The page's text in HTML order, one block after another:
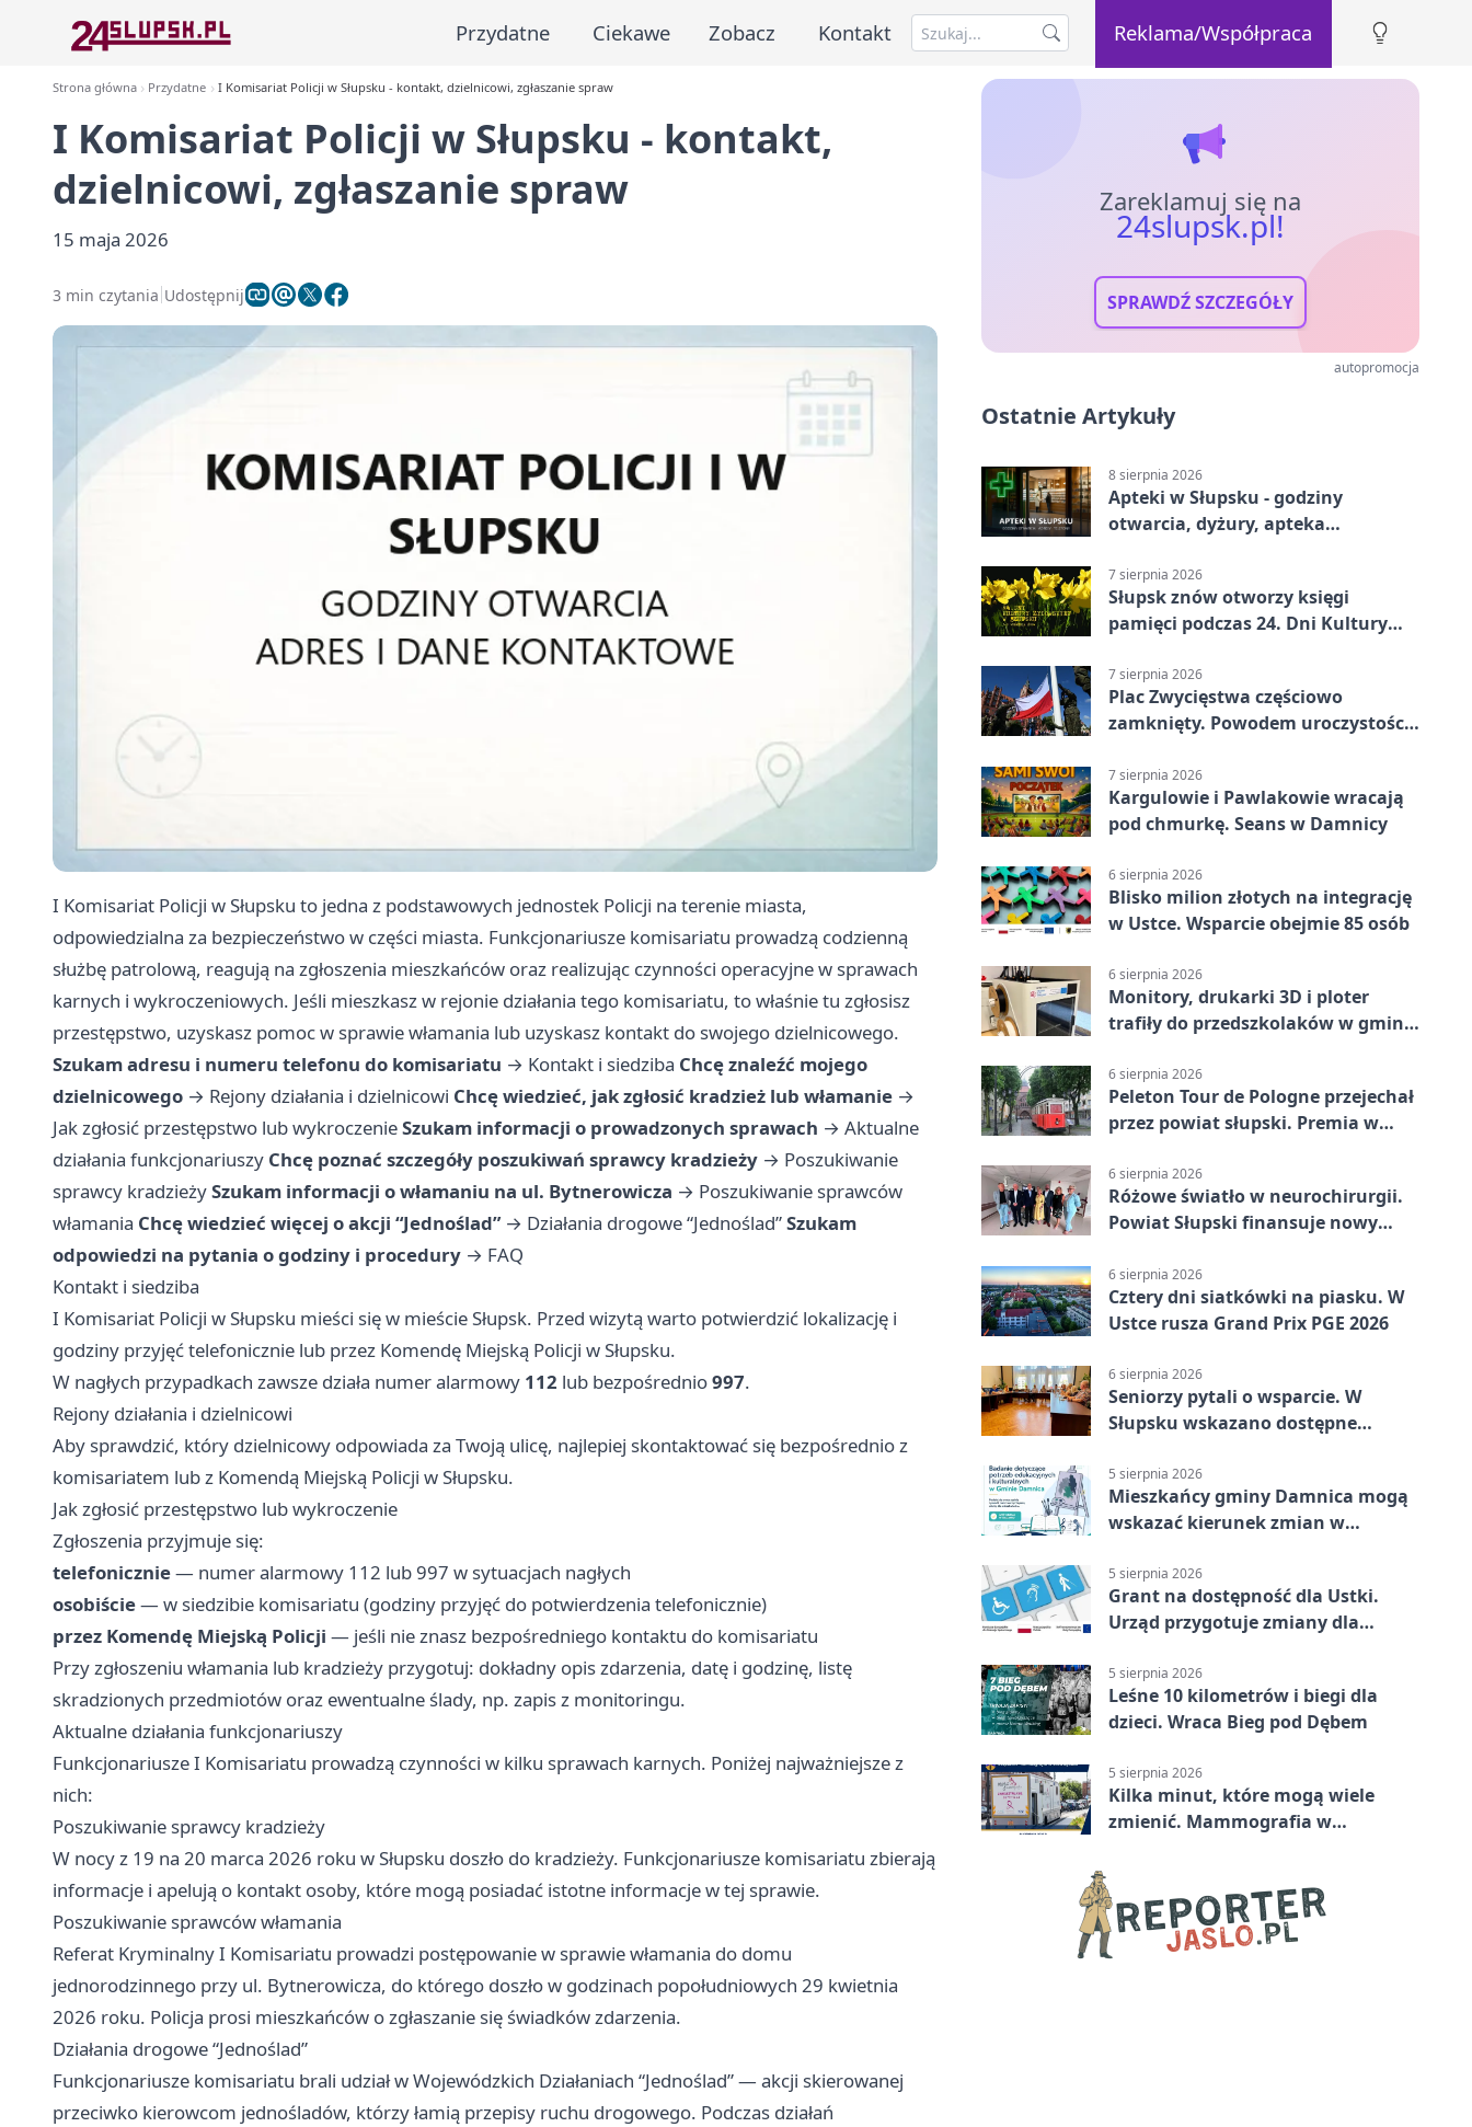
Przydatne Ciekawe Zobacz Kontakt Reklama/Współpraca
Strona główna Przydatne I Komisariat Policji w Słupsku - kontakt, dzielnicowi, zgłaszanie spraw
I Komisariat Policji w Słupsku - kontakt,
dzielnicowi, zgłaszanie spraw
15 maja 2026
3 min czytania Udostępnij
I Komisariat Policji w Słupsku to jedna z podstawowych jednostek Policji na terenie miasta,
odpowiedzialna za bezpieczeństwo w części miasta. Funkcjonariusze komisariatu prowadzą codzienną
służbę patrolową, reagują na zgłoszenia mieszkańców oraz realizując czynności operacyjne w sprawach
karnych i wykroczeniowych. Jeśli mieszkasz w rejonie działania tego komisariatu, to właśnie tu zgłosisz
przestępstwo, uzyskasz pomoc w sprawie włamania lub uzyskasz kontakt do swojego dzielnicowego.
Szukam adresu i numeru telefonu do komisariatu → Kontakt i siedziba Chcę znaleźć mojego
dzielnicowego → Rejony działania i dzielnicowi Chcę wiedzieć, jak zgłosić kradzież lub włamanie →
Jak zgłosić przestępstwo lub wykroczenieSzukam informacji o prowadzonych sprawach → Aktualne
działania funkcjonariuszy Chcę poznać szczegóły poszukiwań sprawcy kradzieży → Poszukiwanie
sprawcy kradzieżySzukam informacji o włamaniu na ul. Bytnerowicza → Poszukiwanie sprawców
włamania Chcę wiedzieć więcej o akcji “Jednoślad”→ Działania drogowe “Jednoślad”Szukam
odpowiedzi na pytania o godziny i procedury → FAQ
Kontakt i siedziba
I Komisariat Policji w Słupsku mieści się w mieście Słupsk. Przed wizytą warto potwierdzić lokalizację i
godziny przyjęć telefonicznie lub przez Komendę Miejską Policji w Słupsku.
W nagłych przypadkach zawsze działa numer alarmowy 112 lub bezpośrednio997.
Rejony działania i dzielnicowi
Aby sprawdzić, który dzielnicowy odpowiada za Twoją ulicę, najlepiej skontaktować się bezpośrednio z
komisariatem lub z Komendą Miejską Policji w Słupsku.
Jak zgłosić przestępstwo lub wykroczenie
Zgłoszenia przyjmuje się:
telefonicznie— numer alarmowy 112 lub 997 w sytuacjach nagłych
osobiście— w siedzibie komisariatu (godziny przyjęć do potwierdzenia telefonicznie)
przez Komendę Miejską Policji — jeśli nie znasz bezpośredniego kontaktu do komisariatu
Przy zgłoszeniu włamania lub kradzieży przygotuj: dokładny opis zdarzenia, datę i godzinę, listę
skradzionych przedmiotów oraz ewentualne ślady, np. zapis z monitoringu.
Aktualne działania funkcjonariuszy
Funkcjonariusze I Komisariatu prowadzą czynności w kilku sprawach karnych. Poniżej najważniejsze z
nich:
Poszukiwanie sprawcy kradzieży
W nocy z 19 na 20 marca 2026 roku w Słupsku doszło do kradzieży. Funkcjonariusze komisariatu zbierają
informacje i apelują o kontakt osoby, które mogą posiadać istotne informacje w tej sprawie.
Poszukiwanie sprawców włamania
Referat Kryminalny I Komisariatu prowadzi postępowanie w sprawie włamania do domu
jednorodzinnego przy ul. Bytnerowicza, do którego doszło w godzinach popołudniowych 29 kwietnia
2026 roku. Policja prosi mieszkańców o zgłaszanie się świadków zdarzenia.
Działania drogowe “Jednoślad”
Funkcjonariusze komisariatu brali udział w Wojewódzkich Działaniach “Jednoślad” — akcji skierowanej
przeciwko kierowcom jednośladów, którzy łamią przepisy ruchu drogowego. Podczas działań
Zareklamuj się na
24slupsk.pl!
SPRAWDŹ SZCZEGÓŁY
autopromocja
Ostatnie Artykuły
8 sierpnia 2026
Apteki w Słupsku - godziny
otwarcia, dyżury, apteka
7 sierpnia 2026
Słupsk znów otworzy księgi
pamięci podczas 24. Dni Kultury
7 sierpnia 2026
Plac Zwycięstwa częściowo
zamknięty. Powodem uroczystości
7 sierpnia 2026
Kargulowie i Pawlakowie wracają
pod chmurkę. Seans w Damnicy
6 sierpnia 2026
Blisko milion złotych na integrację
w Ustce. Wsparcie obejmie 85 osób
6 sierpnia 2026
Monitory, drukarki 3D i ploter
trafiły do przedszkolaków w gminie
6 sierpnia 2026
Peleton Tour de Pologne przejechał
przez powiat słupski. Premia w
6 sierpnia 2026
Różowe światło w neurochirurgii.
Powiat Słupski finansuje nowy
6 sierpnia 2026
Cztery dni siatkówki na piasku. W
Ustce rusza Grand Prix PGE 2026
6 sierpnia 2026
Seniorzy pytali o wsparcie. W
Słupsku wskazano dostępne
5 sierpnia 2026
Mieszkańcy gminy Damnica mogą
wskazać kierunek zmian w
5 sierpnia 2026
Grant na dostępność dla Ustki.
Urząd przygotuje zmiany dla
5 sierpnia 2026
Leśne 10 kilometrów i biegi dla
dzieci. Wraca Bieg pod Dębem
5 sierpnia 2026
Kilka minut, które mogą wiele
zmienić. Mammografia w